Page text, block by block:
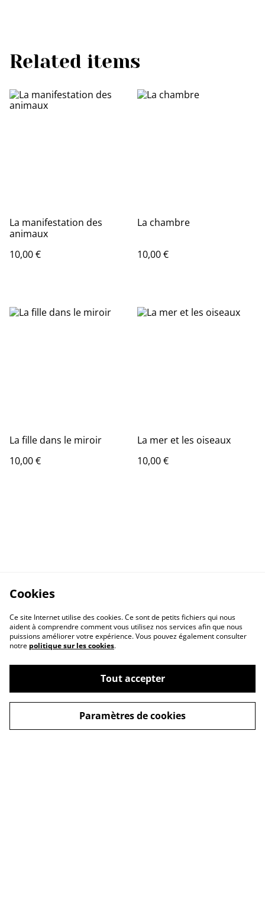
Related items
La manifestation des
animaux
10,00 €
La chambre
10,00 €
La fille dans le miroir
10,00 €
La mer et les oiseaux
10,00 €
Contactez-moi
Conditions de vente
Cookies
Ce site Internet utilise des cookies. Ce sont de petits fichiers qui nous
aident à comprendre comment vous utilisez nos services afin que nous
puissions améliorer votre expérience. Vous pouvez également consulter
notre politique sur les cookies.
Tout accepter
Paramètres de cookies